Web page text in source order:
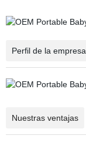
Perfil de la empresa
Nuestras ventajas